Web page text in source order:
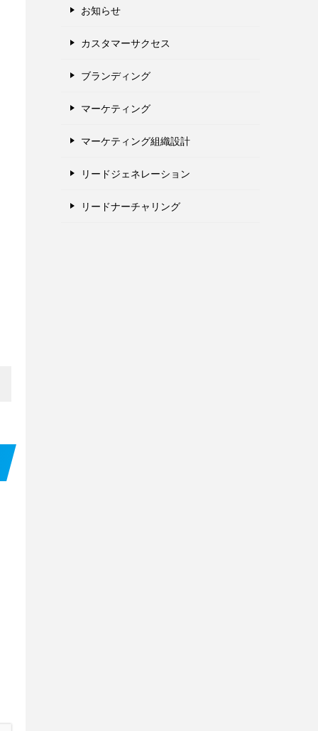
お知らせ
カスタマーサクセス
ブランディング
マーケティング
マーケティング組織設計
リードジェネレーション
リードナーチャリング